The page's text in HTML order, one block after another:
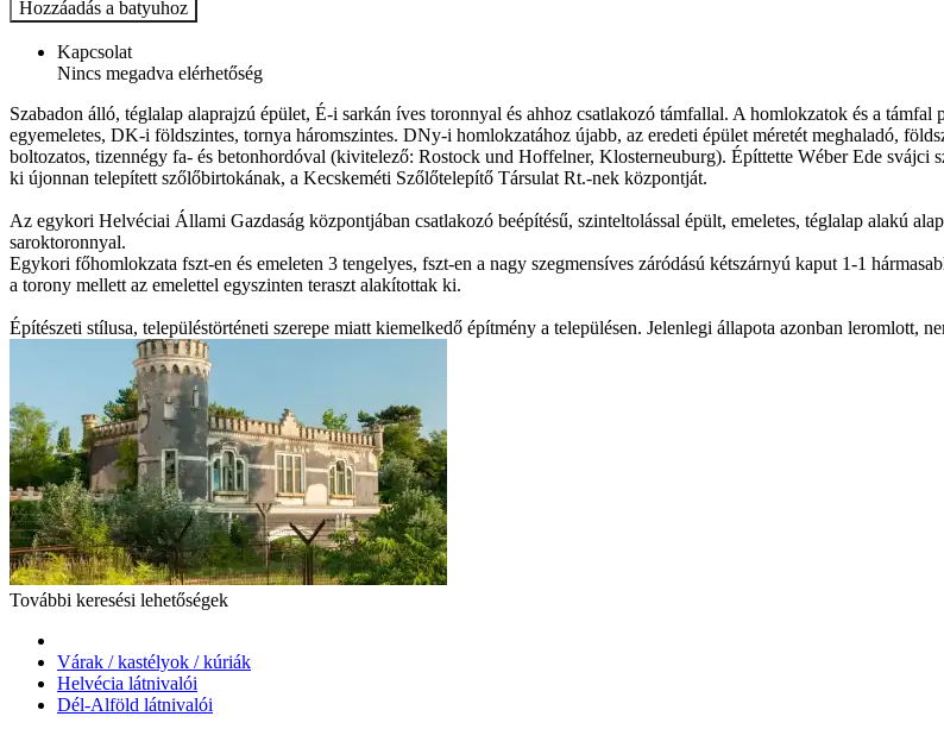
Kapcsolat
Nincs megadva elérhetőség
Szabadon álló, téglalap alaprajzú épület, É-i sarkán íves toronnyal és ahhoz csatlakozó támfallal. A homlokzatok és a
egyemeletes, DK-i földszintes, tornya háromszintes. DNy-i homlokzatához újabb, az eredeti épület méretét meghaladó,
boltozatos, tizennégy fa- és betonhordóval (kivitelező: Rostock und Hoffelner, Klosterneuburg). Építtette Wéber Ede svájci
ki újonnan telepített szőlőbirtokának, a Kecskeméti Szőlőtelepítő Társulat Rt.-nek központját.
Az egykori Helvéciai Állami Gazdaság központjában csatlakozó beépítésű, szinteltolással épült, emeletes, téglalap alakú
saroktoronnyal.
Egykori főhomlokzata fszt-en és emeleten 3 tengelyes, fszt-en a nagy szegmensíves záródású kétszárnyú kaput 1-1
a torony mellett az emelettel egyszinten teraszt alakítottak ki.
Építészeti stílusa, településtörténeti szerepe miatt kiemelkedő építmény a településen. Jelenlegi állapota azonban leromlott,
További keresési lehetőségek
Várak / kastélyok / kúriák
Helvécia látnivalói
Dél-Alföld látnivalói